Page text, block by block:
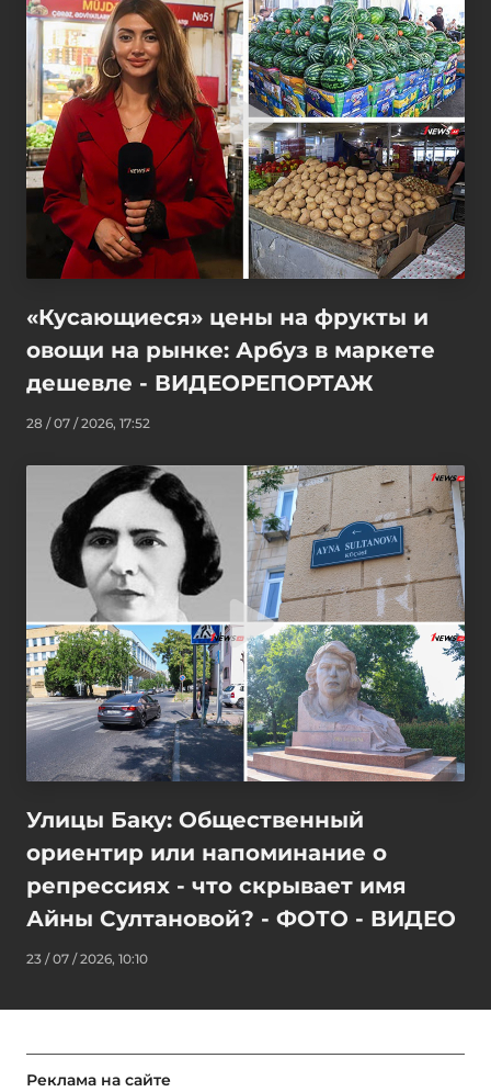
«Кусающиеся» цены на фрукты и
овощи на рынке: Арбуз в маркете
дешевле - ВИДЕОРЕПОРТАЖ
28 / 07 / 2026, 17:52
Улицы Баку: Общественный
ориентир или напоминание о
репрессиях - что скрывает имя
Айны Султановой? - ФОТО - ВИДЕО
23 / 07 / 2026, 10:10
Реклама на сайте